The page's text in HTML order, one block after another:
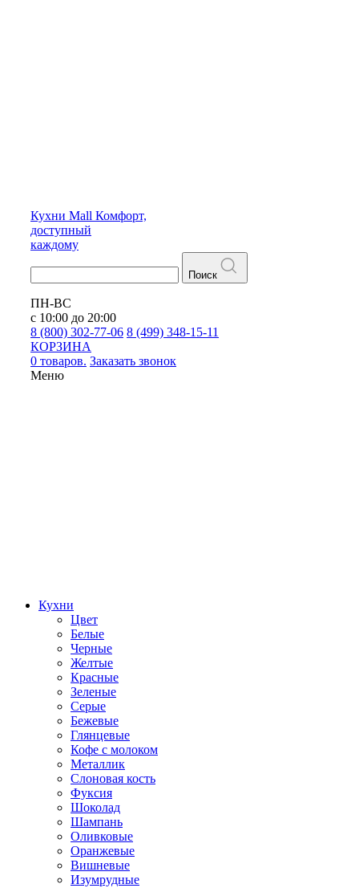
Кухни Mall Комфорт,
доступный
каждому
Поиск
ПН-ВС
с 10:00 до 20:00
8 (800) 302-77-06 8 (499) 348-15-11
КОРЗИНА
0 товаров. Заказать звонок
Меню
Кухни
Цвет
Белые
Черные
Желтые
Красные
Зеленые
Серые
Бежевые
Глянцевые
Кофе с молоком
Металлик
Слоновая кость
Фуксия
Шоколад
Шампань
Оливковые
Оранжевые
Вишневые
Изумрудные